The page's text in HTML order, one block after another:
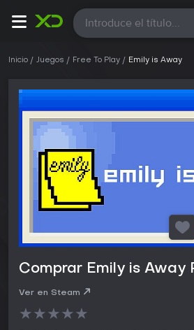
Todas
Inicio Juegos Free To Play Emily is Away
Comprar Emily is Away
Ver en Steam
★★★★★